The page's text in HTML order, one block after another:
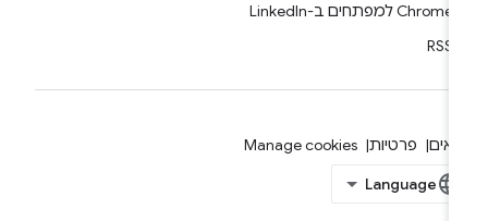
Chrome למפתחים ב-LinkedIn
פרטיות Manage cookies